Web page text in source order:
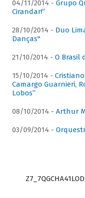
04/11/2014 - Grupo
Cirandar!”
28/10/2014 - Duo
Danças"
21/10/2014 - O Brasil
15/10/2014 -
Camargo Guarnieri,
Lobos”
08/10/2014 - Arthur
03/09/2014 -